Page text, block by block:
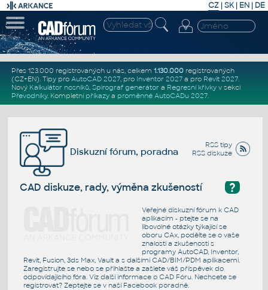
CZ | SK| EN | DE
Přes 123.000 registrovaných u nás, celkem 1.130.000registrovaných
(CZ+EN). Tipy pro AutoCAD 2027, pro Inventor 2027a pro Revit 2027.
Nový Kalkulátor nosníků, Spirograf generátor a Regresní křivkyv sekci
Převodníky. Kompletní příkazya proměnné AutoCADu 2027.
RSS tipy
RSS diskuze
Diskuzní fórum, poradna
?
CAD diskuze, rady, výměna zkušeností
Veřejné diskuzní fórum k CAD
aplikacím - ptejte se na
libovolné otázky týkající se
oboru CAx, podělte se o vaše
znalosti a zkušenosti s
programy AutoCAD, Inventor,
Revit, Fusion, 3ds Max, Vault a s dalšími CAD/BIM/PDM aplikacemi.
Zaregistrujte se nebo se přihlašte a zašlete váš příspěvek do
odpovídajícího fóra. Viz další informace o CAD Fóru. Nechcete se
registrovat? Zeptejte se v naší Facebook poradně.